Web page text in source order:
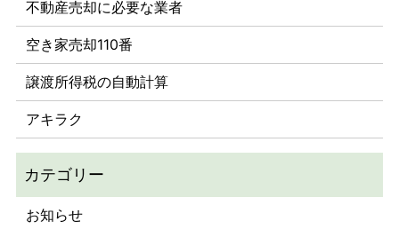
不動産売却に必要な業者
空き家売却110番
譲渡所得税の自動計算
アキラク
お知らせ